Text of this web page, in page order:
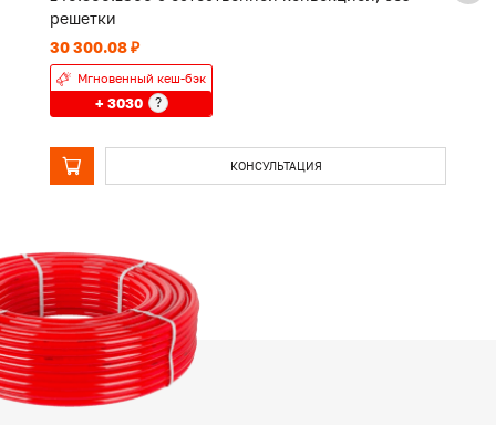
решетки
30 300.08 ₽
Мгновенный кеш-бэк
+ 3030 ?
КОНСУЛЬТАЦИЯ